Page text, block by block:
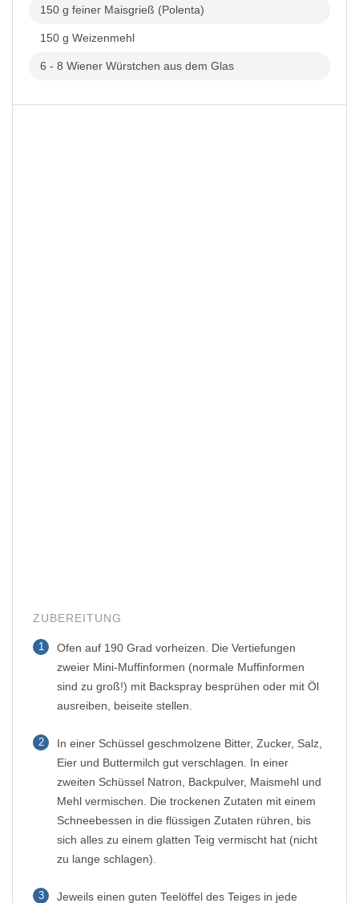
150 g feiner Maisgrieß (Polenta)
150 g Weizenmehl
6 - 8 Wiener Würstchen aus dem Glas
ZUBEREITUNG
1
Ofen auf 190 Grad vorheizen. Die Vertiefungen
zweier Mini-Muffinformen (normale Muffinformen
sind zu groß!) mit Backspray besprühen oder mit Öl
ausreiben, beiseite stellen.
2
In einer Schüssel geschmolzene Bitter, Zucker, Salz,
Eier und Buttermilch gut verschlagen. In einer
zweiten Schüssel Natron, Backpulver, Maismehl und
Mehl vermischen. Die trockenen Zutaten mit einem
Schneebessen in die flüssigen Zutaten rühren, bis
sich alles zu einem glatten Teig vermischt hat (nicht
zu lange schlagen).
3
Jeweils einen guten Teelöffel des Teiges in jede